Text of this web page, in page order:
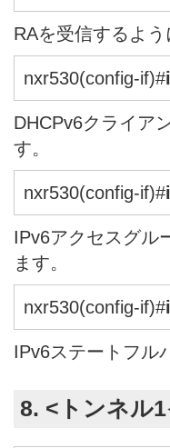
RAを受信するよう
nxr530(config-if)#
DHCPv6クライア
す。
nxr530(config-if)#
IPv6アクセスグル
ます。
nxr530(config-if)#
IPv6ステートフル
8. <トンネル